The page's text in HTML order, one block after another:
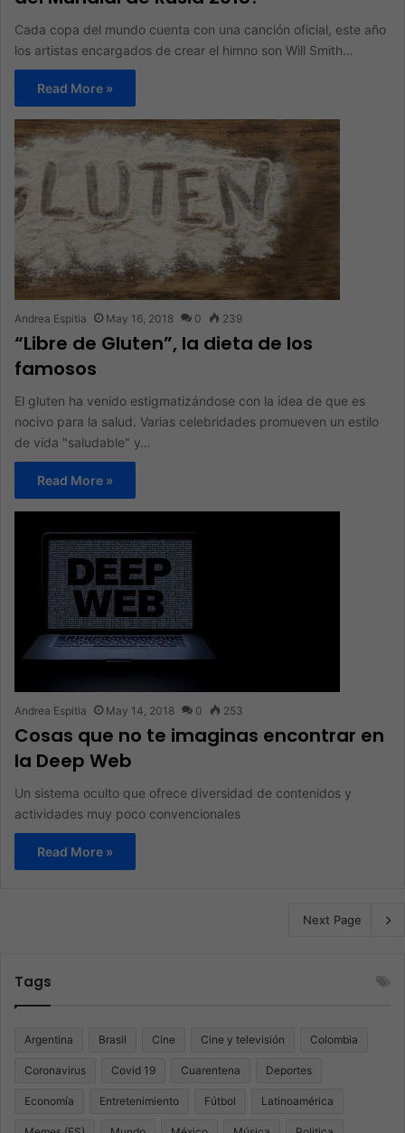
Cada copa del mundo cuenta con una canción oficial, este año
los artistas encargados de crear el himno son Will Smith…
Read More »
Andrea Espitia May 16, 2018 0 239
“Libre de Gluten”, la dieta de los
famosos
El gluten ha venido estigmatizándose con la idea de que es
nocivo para la salud. Varias celebridades promueven un estilo
de vida "saludable" y…
Read More »
Andrea Espitia May 14, 2018 0 253
Cosas que no te imaginas encontrar en
la Deep Web
Un sistema oculto que ofrece diversidad de contenidos y
actividades muy poco convencionales
Read More »
Next Page
Tags
Argentina Brasil Cine Cine y televisión Colombia
Coronavirus Covid 19 Cuarentena Deportes
Economía Entretenimiento Fútbol Latinoamérica